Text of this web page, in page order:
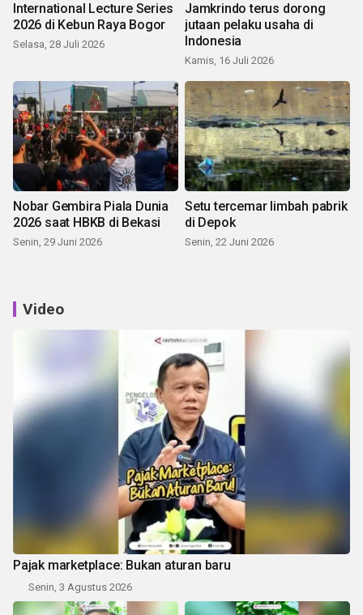
International Lecture Series
2026 di Kebun Raya Bogor
Selasa, 28 Juli 2026
Jamkrindo terus dorong
jutaan pelaku usaha di
Indonesia
Kamis, 16 Juli 2026
Nobar Gembira Piala Dunia
2026 saat HBKB di Bekasi
Senin, 29 Juni 2026
Setu tercemar limbah pabrik
di Depok
Senin, 22 Juni 2026
Video
Pajak marketplace: Bukan aturan baru
Senin, 3 Agustus 2026